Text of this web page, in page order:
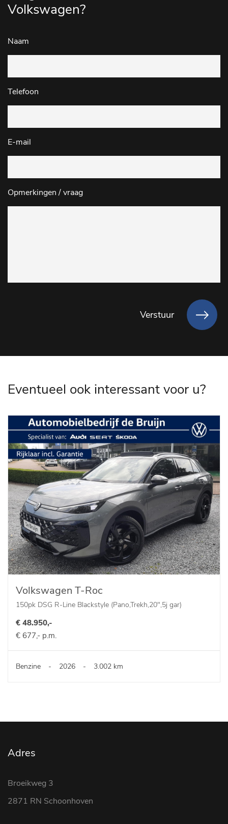
Volkswagen?
Naam
Telefoon
E-mail
Opmerkingen / vraag
Verstuur
Eventueel ook interessant voor u?
Volkswagen T-Roc
150pk DSG R-Line Blackstyle (Pano,Trekh,20",5j gar)
€ 48.950,-
€ 677,- p.m.
Benzine - 2026 - 3.002 km
Adres
Broeikweg 3
2871 RN Schoonhoven